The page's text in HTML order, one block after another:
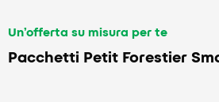
Un’offerta su misura per te
Pacchetti Petit Forestier